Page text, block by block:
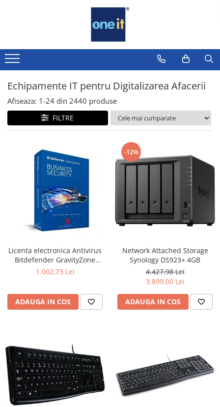
Laptop, Tablete & Telefoane
Laptop / Notebook
Notebook Consumer
Accesorii Laptop
Componente Laptop
Telefoane & accesorii
Smart Watch
Apple AirTag
Inele Smart
Ochelari Smart
Smartphone IPhone
Sisteme PC & Periferice
PC NUC
Microfoane & Casti Gaming
Mouse Gaming
Scaune Gaming
Tastaturi Gaming
Card Reader
Echipamente IT pentru Digitalizarea Afacerii
Afiseaza: 1-24 din 2440 produse
FILTRE
Licenta electronica Antivirus
Bitdefender GravityZone
Business Security, 5 useri, 2
1.002,73 Lei
ADAUGA IN COS
-12%
Network Attached Storage
Synology DS923+ 4GB
4.427,98 Lei
3.899,00 Lei
ADAUGA IN COS